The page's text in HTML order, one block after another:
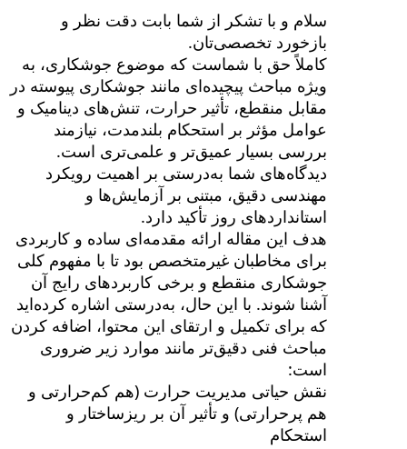
سلام و با تشکر از شما بابت دقت نظر و
بازخورد تخصصی‌تان.
کاملاً حق با شماست که موضوع جوشکاری، به
ویژه مباحث پیچیده‌ای مانند جوشکاری پیوسته در
مقابل منقطع، تأثیر حرارت، تنش‌های دینامیک و
عوامل مؤثر بر استحکام بلندمدت، نیازمند
بررسی بسیار عمیق‌تر و علمی‌تری است.
دیدگاه‌های شما به‌درستی بر اهمیت رویکرد
مهندسی دقیق، مبتنی بر آزمایش‌ها و
استانداردهای روز تأکید دارد.
هدف این مقاله ارائه مقدمه‌ای ساده و کاربردی
برای مخاطبان غیرمتخصص بود تا با مفهوم کلی
جوشکاری منقطع و برخی کاربردهای رایج آن
آشنا شوند. با این حال، به‌درستی اشاره کرده‌اید
که برای تکمیل و ارتقای این محتوا، اضافه کردن
مباحث فنی دقیق‌تر مانند موارد زیر ضروری
است:
نقش حیاتی مدیریت حرارت (هم کم‌حرارتی و
هم پرحرارتی) و تأثیر آن بر ریزساختار و
استحکام